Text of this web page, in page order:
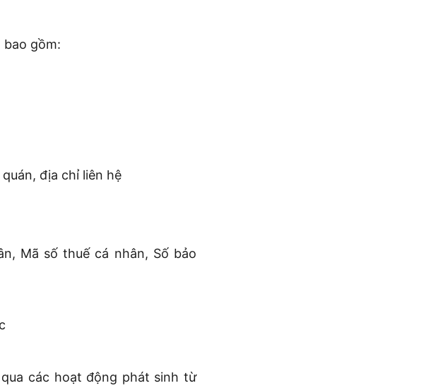
bao gồm:
địa chỉ liên hệ
Mã số thuế cá nhân, Số bảo
các hoạt động phát sinh từ